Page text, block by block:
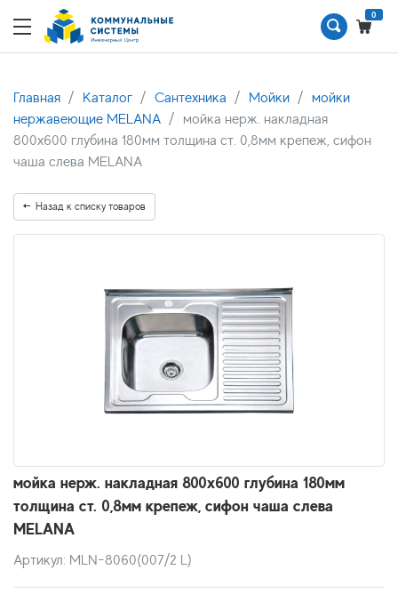
0
Главная Каталог Сантехника Мойки
мойки
нержавеющие MELANA
мойка нерж. накладная
800х600 глубина 180мм толщина ст. 0,8мм крепеж, сифон
чаша слева MELANA
Назад к списку товаров
мойка нерж. накладная 800х600 глубина 180мм
толщина ст. 0,8мм крепеж, сифон чаша слева
MELANA
Артикул: MLN-8060(007/2 L)